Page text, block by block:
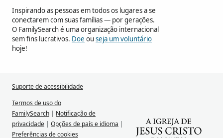
Inspirando as pessoas em todos os lugares a se
conectarem com suas famílias — por gerações.
O FamilySearch é uma organização internacional
sem fins lucrativos. Doe ouseja um voluntário
hoje!
Suporte de acessibilidade
Termos de uso do
FamilySearch | Notificação de
privacidade | Opções de país e idioma |
Preferências de cookies